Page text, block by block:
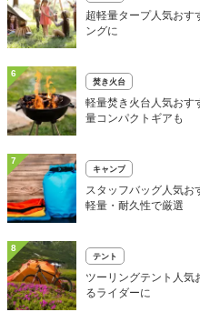
超軽量タープ人気おす
ングに
6
焚き火台
軽量焚き火台人気おす
量コンパクトギアも
7
キャンプ
スタッフバッグ人気お
軽量・耐久性で厳選
8
テント
ツーリングテント人気
るライダーに